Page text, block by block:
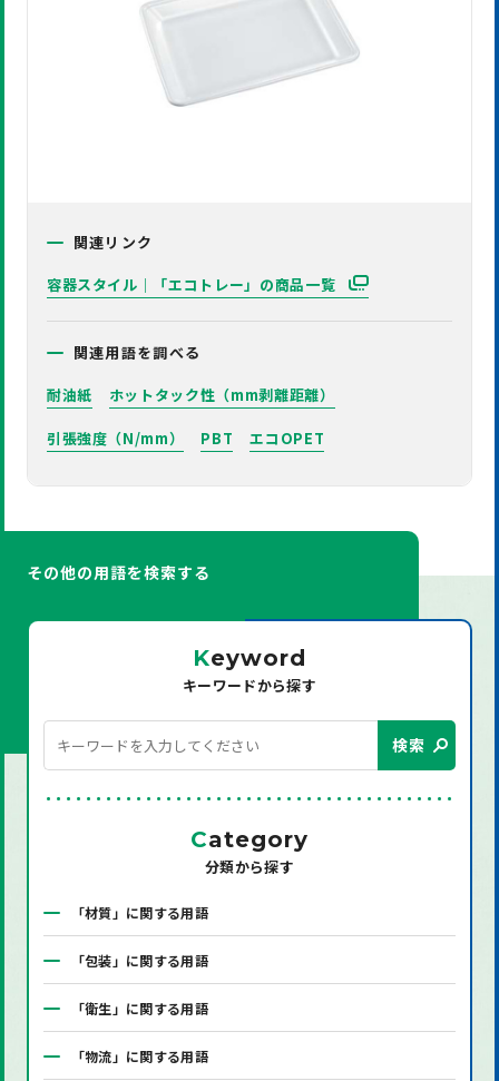
関連リンク
容器スタイル｜「エコトレー」の商品一覧
関連用語を調べる
耐油紙
ホットタック性（mm剥離距離）
引張強度（N/mm） PBT エコOPET
その他の用語を検索する
Keyword
キーワードから探す
検索
Category
分類から探す
「材質」に関する用語
「包装」に関する用語
「衛生」に関する用語
「物流」に関する用語